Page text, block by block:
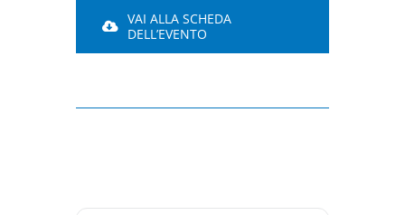
VAI ALLA SCHEDA
DELL’EVENTO